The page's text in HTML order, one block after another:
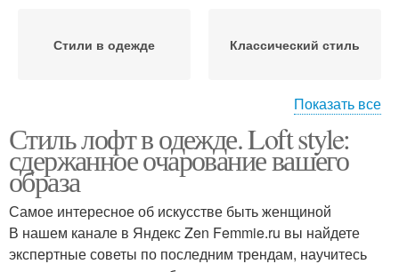
Стили в одежде Классический стиль
Гранж в женской
одежде
Мужская одежда
Интерьер в стиле
Показать все
Стиль лофт в одежде. Loft style:
сдержанное очарование вашего
образа
Самое интересное об искусстве быть женщиной
В нашем канале в Яндекс Zen Femmie.ru вы найдете
экспертные советы по последним трендам, научитесь